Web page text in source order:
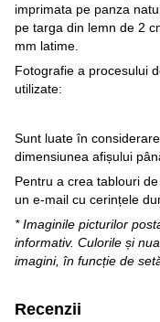
imprimata pe panza
pe targa din lemn de 2
mm latime.
Fotografie a procesului
utilizate:
Sunt luate în
dimensiunea afișului
Pentru a crea tablouri
un e-mail cu cerințele
* Imaginile picturilor
informativ. Culorile și
imagini, în funcție de
Recenzii